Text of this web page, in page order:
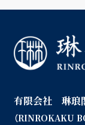
有限会社 琳琅
（RINROKAKU